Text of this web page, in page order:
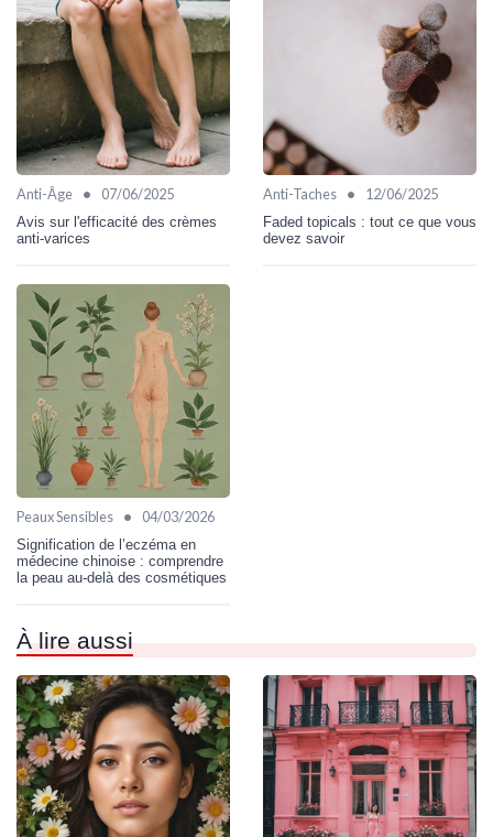
Anti-Âge • 07/06/2025
Avis sur l'efficacité des crèmes
anti-varices
Anti-Taches • 12/06/2025
Faded topicals : tout ce que vous
devez savoir
Peaux Sensibles • 04/03/2026
Signification de l’eczéma en
médecine chinoise : comprendre
la peau au‑delà des cosmétiques
À lire aussi